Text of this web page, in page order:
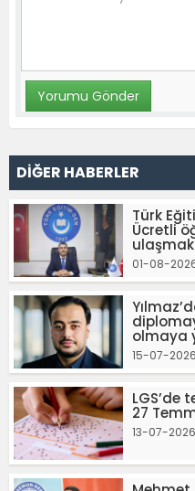
DİĞER HABERLER
Türk
Ücretli
01-08-
olmaya
15-07-
LGS’de
27
13-07-